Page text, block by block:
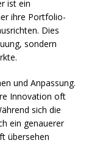
ist ein
ihre Portfolio-
Dies
sondern
und Anpassung.
Innovation oft
sich die
ein genauerer
übersehen